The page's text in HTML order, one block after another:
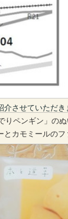
介させていただき
りペンギン」の
とカモミールのフ